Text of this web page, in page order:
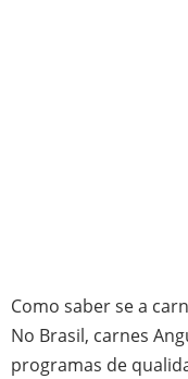
Como saber se a
No Brasil, carnes
programas de